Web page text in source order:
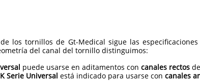
los tornillos de Gt-Medical sigue las
del canal del tornillo distinguimos:
puede usarse en aditamentos con canales rectos
Serie Universal está indicado para usarse con canales